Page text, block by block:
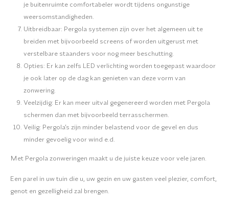
je buitenruimte comfortabeler wordt tijdens ongunstige
weersomstandigheden.
Uitbreidbaar: Pergola systemen zijn over het algemeen uit te
breiden met bijvoorbeeld screens of worden uitgerust met
verstelbare staanders voor nog meer beschutting.
Opties: Er kan zelfs LED verlichting worden toegepast waardoor
je ook later op de dag kan genieten van deze vorm van
zonwering.
Veelzijdig: Er kan meer uitval gegenereerd worden met Pergola
schermen dan met bijvoorbeeld terrasschermen.
Veilig: Pergola’s zijn minder belastend voor de gevel en dus
minder gevoelig voor wind e.d.
Met Pergola zonweringen maakt u de juiste keuze voor vele jaren.
Een parel in uw tuin die u, uw gezin en uw gasten veel plezier, comfort,
genot en gezelligheid zal brengen.